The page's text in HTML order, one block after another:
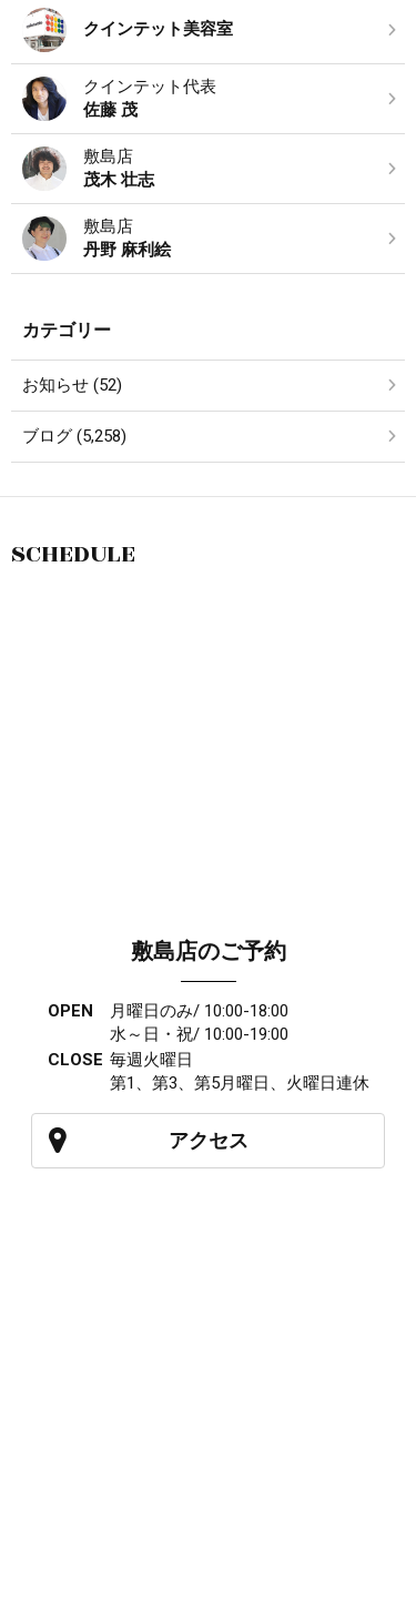
クインテット美容室
クインテット代表
佐藤 茂
敷島店
茂木 壮志
敷島店
丹野 麻利絵
カテゴリー
お知らせ (52)
ブログ (5,258)
SCHEDULE
敷島店のご予約
OPEN
月曜日のみ/ 10:00-18:00
水～日・祝/ 10:00-19:00
CLOSE 毎週火曜日
第1、第3、第5月曜日、火曜日連休
アクセス